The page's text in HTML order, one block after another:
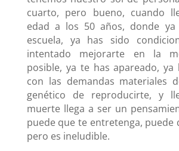
cuarto, pero bueno, cuando
edad a los 50 años, donde
escuela, ya has sido
intentado mejorarte en la
posible, ya te has apareado, ya
con las demandas materiales
genético de reproducirte, y
muerte llega a ser un
puede que te entretenga, puede
pero es ineludible.